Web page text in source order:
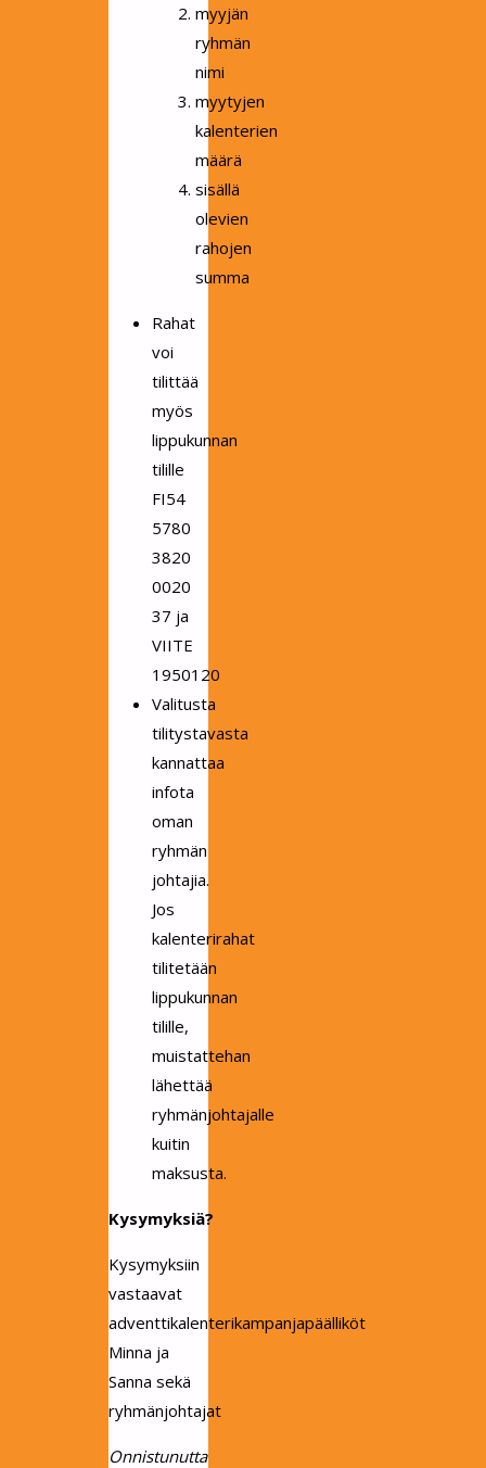
myyjän
ryhmän
nimi
myytyjen
kalenterien
määrä
sisällä
olevien
rahojen
summa
Rahat
voi
tilittää
myös
lippukunnan
tilille
FI54
5780
3820
0020
37 ja
VIITE
1950120
Valitusta
tilitystavasta
kannattaa
infota
oman
ryhmän
johtajia.
Jos
kalenterirahat
tilitetään
lippukunnan
tilille,
muistattehan
lähettää
ryhmänjohtajalle
kuitin
maksusta.
Kysymyksiä?
Kysymyksiin
vastaavat
adventtikalenterikampanjapäälliköt
Minna ja
Sanna sekä
ryhmänjohtajat
Onnistunutta